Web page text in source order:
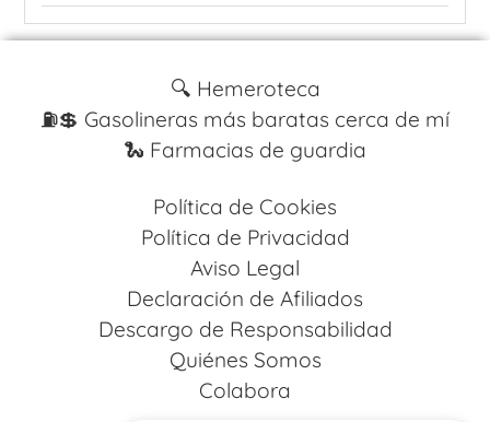
🔍 Hemeroteca
⛽️💲 Gasolineras más baratas cerca de mí
🐍 Farmacias de guardia
Política de Cookies
Política de Privacidad
Aviso Legal
Declaración de Afiliados
Descargo de Responsabilidad
Quiénes Somos
Colabora